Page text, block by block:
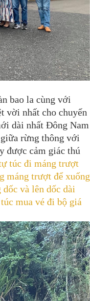
bao la cùng với
vời nhất cho chuyến
dài nhất Đông Nam
rừng thông với
được cảm giác thú
túc đi máng trượt
máng trượt để xuống
và lên dốc dài
mua vé đi bộ giá